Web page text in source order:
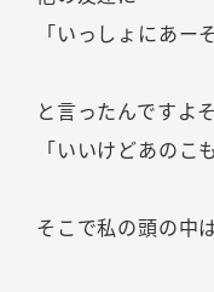
「いっしょにあー
と言ったんですよ
「いいけどあのこ
そこで私の頭の中